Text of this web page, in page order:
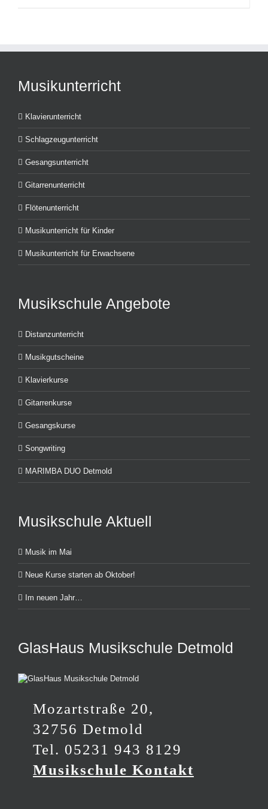
Musikunterricht
Klavierunterricht
Schlagzeugunterricht
Gesangsunterricht
Gitarrenunterricht
Flötenunterricht
Musikunterricht für Kinder
Musikunterricht für Erwachsene
Musikschule Angebote
Distanzunterricht
Musikgutscheine
Klavierkurse
Gitarrenkurse
Gesangskurse
Songwriting
MARIMBA DUO Detmold
Musikschule Aktuell
Musik im Mai
Neue Kurse starten ab Oktober!
Im neuen Jahr…
GlasHaus Musikschule Detmold
Mozartstraße 20,
32756 Detmold
Tel. 05231 943 8129
Musikschule Kontakt